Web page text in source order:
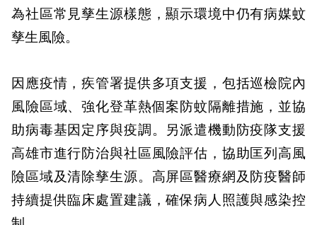
為社區常見孳生源樣態，顯示環境中仍有病媒蚊
孳生風險。
因應疫情，疾管署提供多項支援，包括巡檢院內
風險區域、強化登革熱個案防蚊隔離措施，並協
助病毒基因定序與疫調。另派遣機動防疫隊支援
高雄市進行防治與社區風險評估，協助匡列高風
險區域及清除孳生源。高屏區醫療網及防疫醫師
持續提供臨床處置建議，確保病人照護與感染控